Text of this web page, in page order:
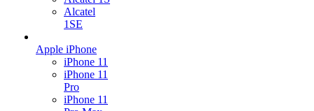
Alcatel
1SE
Apple iPhone
iPhone 11
iPhone 11
Pro
iPhone 11